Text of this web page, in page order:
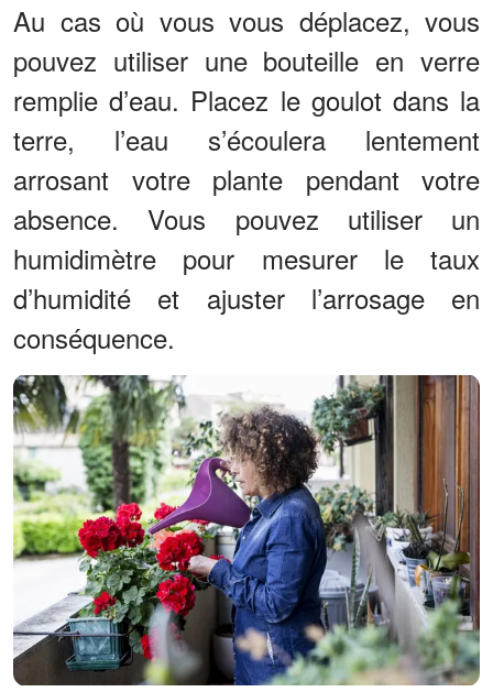
Au cas où vous vous déplacez, vous
pouvez utiliser une bouteille en verre
remplie d’eau. Placez le goulot dans la
terre, l’eau s’écoulera lentement
arrosant votre plante pendant votre
absence. Vous pouvez utiliser un
humidimètre pour mesurer le taux
d’humidité et ajuster l’arrosage en
conséquence.